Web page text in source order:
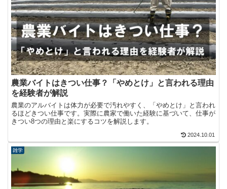
農業バイトはきつい仕事？「やめとけ」と言われる理由
を経験者が解説
農業のアルバイトは体力が必要で汚れやすく、「やめとけ」と言われ
るほどきつい仕事です。実際に農家で働いた経験に基づいて、仕事が
きつい8つの理由と楽にするコツを解説します。
2024.10.01
雑学